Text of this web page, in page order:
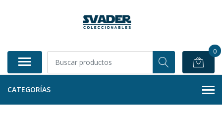
0
CATEGORÍAS